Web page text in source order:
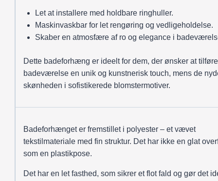
Let at installere med holdbare ringhuller.
Maskinvaskbar for let rengøring og vedligeholdelse.
Skaber en atmosfære af ro og elegance i
Dette badeforhæng er ideelt for dem, der ønsker at
badeværelse en unik og kunstnerisk touch, mens de
skønheden i sofistikerede blomstermotiver.
Badeforhænget er fremstillet i polyester – et vævet
tekstilmateriale med fin struktur. Det har ikke en glat
som en plastikpose.
Det har en let fasthed, som sikrer et flot fald og gør det